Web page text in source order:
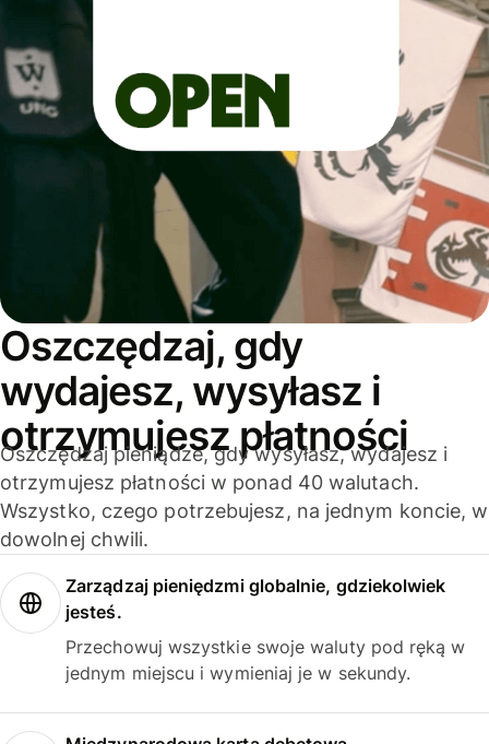
Oszczędzaj, gdy
wydajesz, wysyłasz i
otrzymujesz płatności
Oszczędzaj pieniądze, gdy wysyłasz, wydajesz i
otrzymujesz płatności w ponad 40 walutach.
Wszystko, czego potrzebujesz, na jednym koncie, w
dowolnej chwili.
Zarządzaj pieniędzmi globalnie, gdziekolwiek
jesteś.
Przechowuj wszystkie swoje waluty pod ręką w
jednym miejscu i wymieniaj je w sekundy.